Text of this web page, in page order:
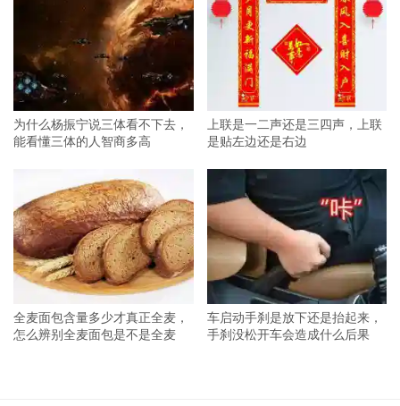
为什么杨振宁说三体看不下去，
能看懂三体的人智商多高
上联是一二声还是三四声，上联
是贴左边还是右边
全麦面包含量多少才真正全麦，
怎么辨别全麦面包是不是全麦
车启动手刹是放下还是抬起来，
手刹没松开车会造成什么后果